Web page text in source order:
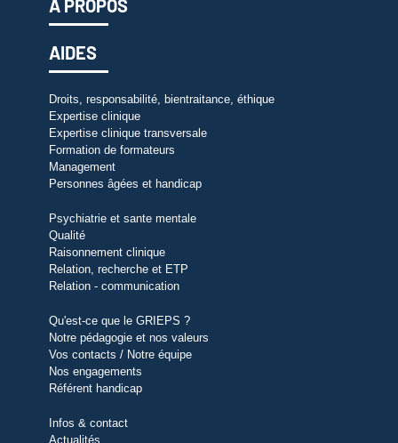
À PROPOS
AIDES
Droits, responsabilité, bientraitance, éthique
Expertise clinique
Expertise clinique transversale
Formation de formateurs
Management
Personnes âgées et handicap
Psychiatrie et sante mentale
Qualité
Raisonnement clinique
Relation, recherche et ETP
Relation - communication
Qu'est-ce que le GRIEPS ?
Notre pédagogie et nos valeurs
Vos contacts / Notre équipe
Nos engagements
Référent handicap
Infos & contact
Actualités